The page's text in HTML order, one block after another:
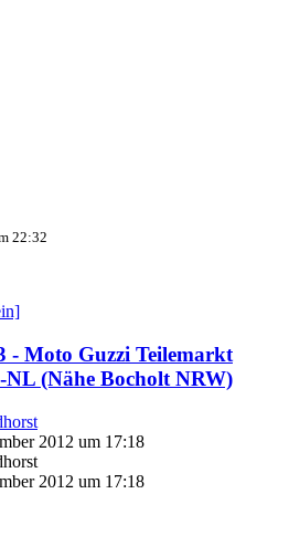
22:32
- Moto Guzzi Teilemarkt
NL (Nähe Bocholt NRW)
2012 um 17:18
2012 um 17:18